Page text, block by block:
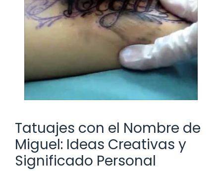
Tatuajes con el Nombre de
Miguel: Ideas Creativas y
Significado Personal